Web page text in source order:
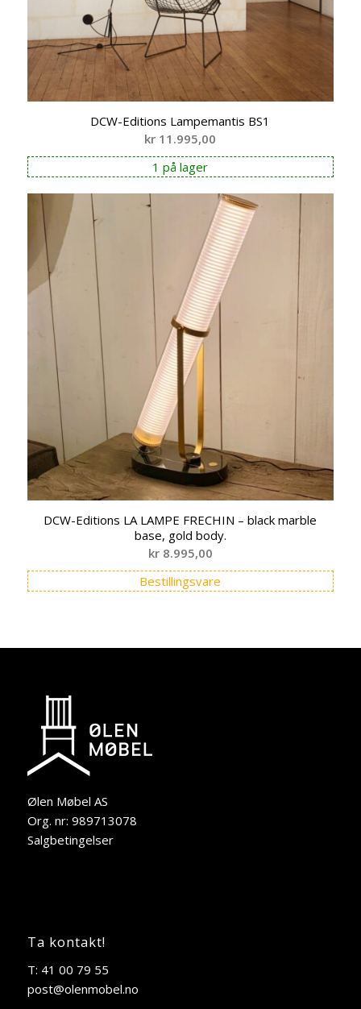
DCW-Editions Lampemantis BS1
kr 11.995,00
1 på lager
DCW-Editions LA LAMPE FRECHIN – black marble
base, gold body.
kr8.995,00
Bestillingsvare
Ølen Møbel AS
Org. nr: 989713078
Salgbetingelser
Ta kontakt!
T: 41 00 79 55
post@olenmobel.no